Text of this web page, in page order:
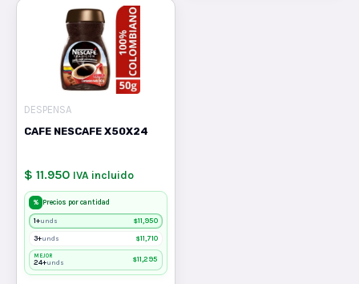
DESPENSA
CAFE NESCAFE X50X24
$ 11.950 IVA incluido
% Precios por cantidad
1+unds $11,950
3+unds $11,710
MEJOR
24+unds $11,295